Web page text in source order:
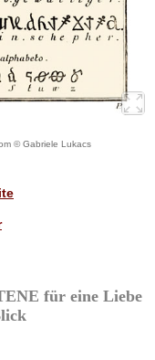
© Gabriele Lukacs
für eine Liebe